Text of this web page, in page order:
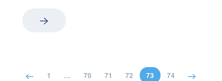
1 … 70 71 72 73 74